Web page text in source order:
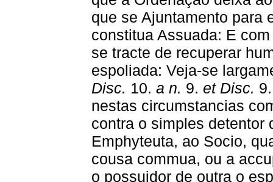
que se Ajuntamento para
constitua Assuada: E
se tracte de recuperar
espoliada: Veja-se
Disc. 10. a n. 9. et Disc.
nestas circumstancias
contra o simples detentor
Emphyteuta, ao Socio,
cousa commua, ou a
o possuidor de outra o